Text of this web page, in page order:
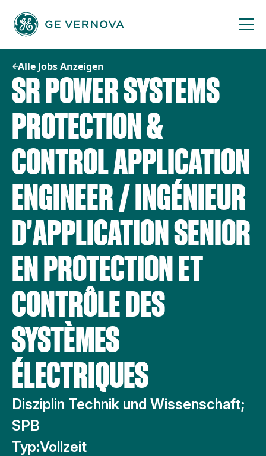
Inhalt
springen
Alle Jobs Anzeigen
SR POWER SYSTEMS
PROTECTION &
CONTROL APPLICATION
ENGINEER / INGÉNIEUR
D'APPLICATION SENIOR
EN PROTECTION ET
CONTRÔLE DES
SYSTÈMES
ÉLECTRIQUES
Disziplin Technik und Wissenschaft;
SPB
Typ:Vollzeit